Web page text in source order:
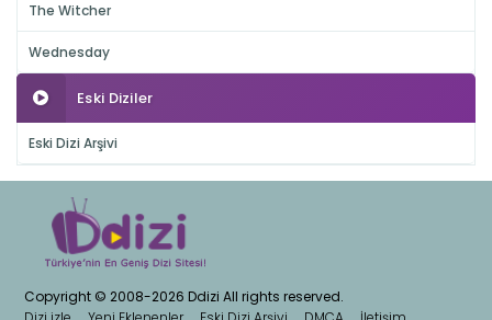
The Witcher
Wednesday
Eski Diziler
Eski Dizi Arşivi
Copyright © 2008-2026 Ddizi All rights reserved.